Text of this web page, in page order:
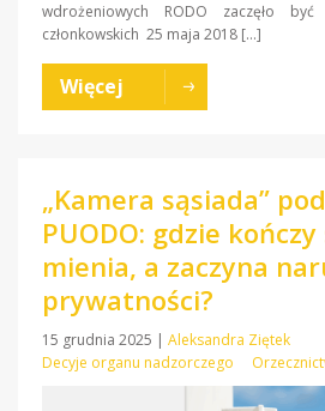
wdrożeniowych RODO zaczęło
członkowskich 25 maja 2018 […]
Więcej
„Kamera sąsiada”
PUODO: gdzie
mienia, a zaczyna
prywatności?
15 grudnia 2025 | Aleksandra Ziętek
Decyje organu nadzorczego